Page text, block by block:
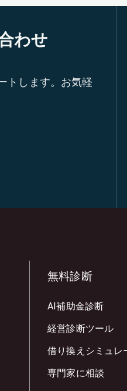
わせ
トします。お気軽
無料診断
AI補助金診断
経営診断ツール
借り換えシミュレ
専門家に相談